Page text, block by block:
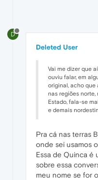
D
Deleted User
Vai me dizer que
ouviu falar, em
original, acho que
nas regiões
Estado, fala-se
e demais
Pra cá nas terras
onde sei usamos
Essa de Quinca é
sobre essa
meu nome se for